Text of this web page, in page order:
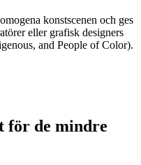
konstscenen och ges
eller grafisk designers
and People of Color).
för de mindre